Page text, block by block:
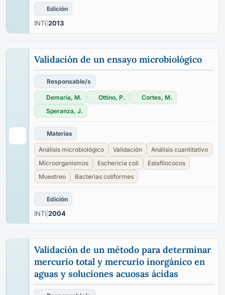
Edición
INTI 2013
Validación de un ensayo microbiológico
Responsable/s
Demaria, M. Ottino, P.
Cortes, M.
Speranza, J.
Materias
Análisis microbiológico Validación
Análisis cuantitativo
Microorganismos
Eschericia coli
Estafilococos
Muestreo
Bacterias coliformes
Edición
INTI 2004
Validación de un método para determinar
mercurio total y mercurio inorgánico en
aguas y soluciones acuosas ácidas